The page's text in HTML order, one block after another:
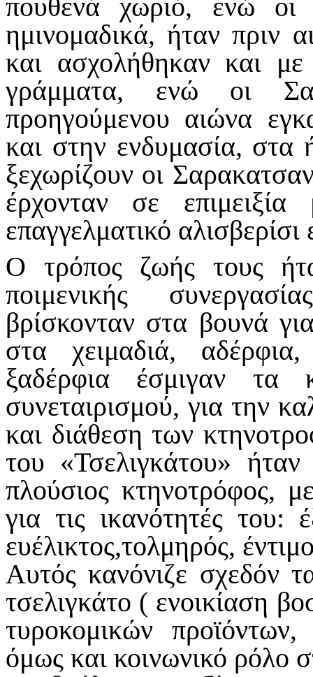
πουθενά χωριό, ενώ οι
ημινομαδικά, ήταν πριν
και ασχολήθηκαν και με
γράμματα, ενώ οι
προηγούμενου αιώνα
και στην ενδυμασία, στα
ξεχωρίζουν οι
έρχονταν σε
επαγγελματικό αλισβερίσι
Ο τρόπος ζωής τους
ποιμενικής
βρίσκονταν στα βουνά
στα χειμαδιά,
ξαδέρφια έσμιγαν τα
συνεταιρισμού, για την
και διάθεση των
του «Τσελιγκάτου»
πλούσιος κτηνοτρόφος,
για τις ικανότητές του:
ευέλικτος,τολμηρός,
Αυτός κανόνιζε σχεδόν
τσελιγκάτο ( ενοικίαση
τυροκομικών
όμως και κοινωνικό ρόλο